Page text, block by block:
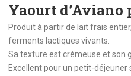
Yaourt d’Aviano
Produit à partir de lait frais
ferments lactiques vivants.
Sa texture est crémeuse et son
Excellent pour un petit-